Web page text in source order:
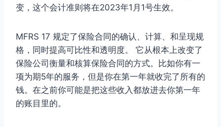
变，这个会计准则将在2023年1月1号生效。
MFRS 17 规定了保险合同的确认、计算、和呈现规
格，同时提高可比性和透明度。 它从根本上改变了
保险公司衡量和核算保险合同的方式。比如你有一
项为期5年的服务，但是你在第一年就收完了所有的
钱。在之前你可能是把这些收入都放进去你第一年
的账目里的。